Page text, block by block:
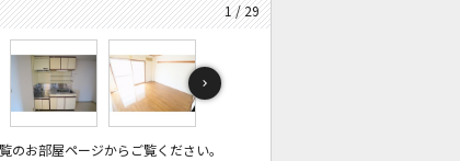
1 / 29
お部屋ページからご覧ください。